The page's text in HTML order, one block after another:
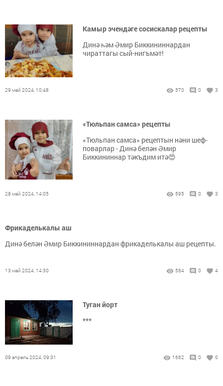
Камыр эчендәге сосискалар рецепты
Динә һәм Әмир Биккининнардан
чираттагы сый-нигъмәт!
29 май 2024, 10:48 570 0 3
«Тюльпан самса» рецепты
«Тюльпан самса» рецептын нәни шеф-
поварлар - Динә белән Әмир
Биккининнар тәкъдим итә😍
28 май 2024, 14:05 595 0 3
Фрикаделькалы аш
Динә белән Әмир Биккининнардан фрикаделькалы аш рецепты.
13 май 2024, 14:30 564 0 4
Туган йорт
***
09 апрель 2024, 09:31 1662 0 0